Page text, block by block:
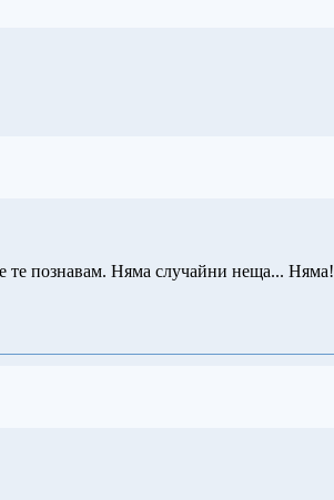
те познавам. Няма случайни неща... Няма!